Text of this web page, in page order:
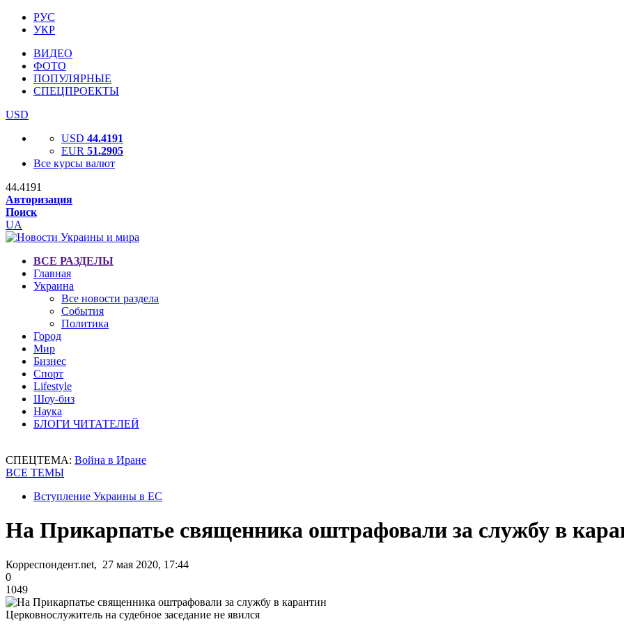
РУС
УКР
ВИДЕО
ФОТО
ПОПУЛЯРНЫЕ
СПЕЦПРОЕКТЫ
USD
USD 44.4191
EUR 51.2905
Все курсы валют
44.4191
Авторизация
Поиск
UA
ВСЕ РАЗДЕЛЫ
Главная
Украина
Все новости раздела
События
Политика
Город
Мир
Бизнес
Спорт
Lifestyle
Шоу-биз
Наука
БЛОГИ ЧИТАТЕЛЕЙ
СПЕЦТЕМА: Война в Иране
ВСЕ ТЕМЫ
Вступление Украины в ЕС
На Прикарпатье священника оштрафовали за службу в
Корреспондент.net, 27 мая 2020, 17:44
0
1049
Церковнослужитель на судебное заседание не явился